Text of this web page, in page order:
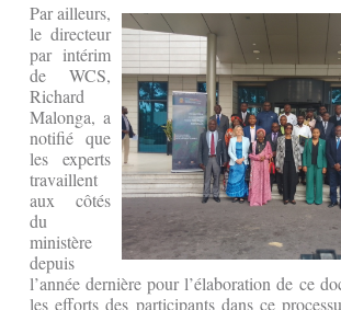
Par ailleurs,
le directeur
par intérim
de WCS,
Richard
Malonga, a
notifié que
les experts
travaillent
aux côtés
du
ministère
depuis
l’année dernière pour l’élaboration de ce
les efforts des participants dans ce